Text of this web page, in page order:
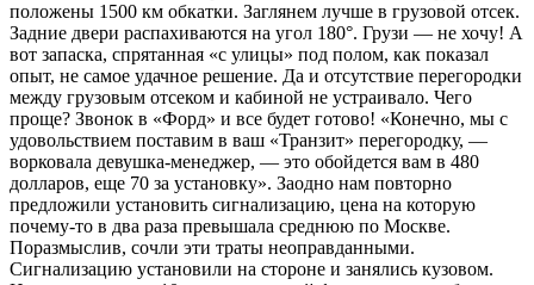
положены 1500 км обкатки. Заглянем лучше в грузовой отсек.
Задние двери распахиваются на угол 180°. Грузи — не хочу! А
вот запаска, спрятанная «с улицы» под полом, как показал
опыт, не самое удачное решение. Да и отсутствие перегородки
между грузовым отсеком и кабиной не устраивало. Чего
проще? Звонок в «Форд» и все будет готово! «Конечно, мы с
удовольствием поставим в ваш «Транзит» перегородку, —
ворковала девушка-менеджер, — это обойдется вам в 480
долларов, еще 70 за установку». Заодно нам повторно
предложили установить сигнализацию, цена на которую
почему-то в два раза превышала среднюю по Москве.
Поразмыслив, сочли эти траты неоправданными.
Сигнализацию установили на стороне и занялись кузовом.